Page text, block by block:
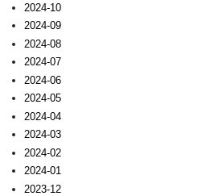
2024-10
2024-09
2024-08
2024-07
2024-06
2024-05
2024-04
2024-03
2024-02
2024-01
2023-12